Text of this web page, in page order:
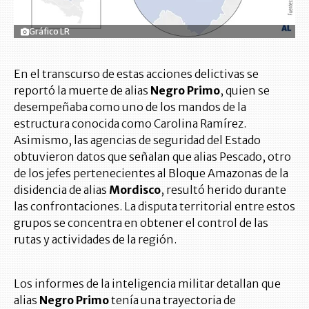
Gráfico LR
En el transcurso de estas acciones delictivas se
reportó la muerte de alias Negro Primo, quien se
desempeñaba como uno de los mandos de la
estructura conocida como Carolina Ramírez.
Asimismo, las agencias de seguridad del Estado
obtuvieron datos que señalan que alias Pescado, otro
de los jefes pertenecientes al Bloque Amazonas de la
disidencia de alias Mordisco, resultó herido durante
las confrontaciones. La disputa territorial entre estos
grupos se concentra en obtener el control de las
rutas y actividades de la región.
Los informes de la inteligencia militar detallan que
alias Negro Primotenía una trayectoria de